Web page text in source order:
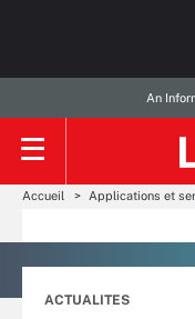
An
Accueil Applications et
ACTUALITES